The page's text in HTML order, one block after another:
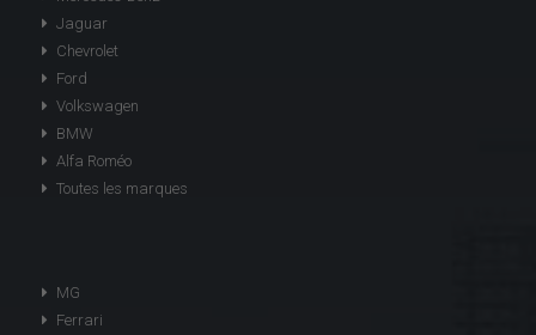
Jaguar
Chevrolet
Ford
Volkswagen
BMW
Alfa Roméo
Toutes les marques
MG
Ferrari